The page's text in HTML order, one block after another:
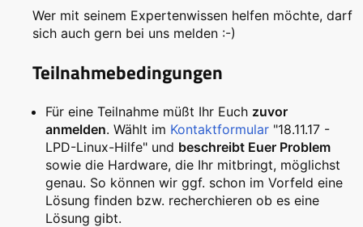
Wer mit seinem Expertenwissen helfen möchte, darf
sich auch gern bei uns melden :-)
Teilnahmebedingungen
Für eine Teilnahme müßt Ihr Euch zuvor
anmelden. Wählt im Kontaktformular "18.11.17 -
LPD-Linux-Hilfe" und beschreibt Euer Problem
sowie die Hardware, die Ihr mitbringt, möglichst
genau. So können wir ggf. schon im Vorfeld eine
Lösung finden bzw. recherchieren ob es eine
Lösung gibt.